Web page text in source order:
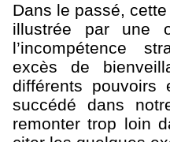
Dans le passé,
illustrée par une
l’incompétence
excès de
différents pouvoirs
succédé dans
remonter trop loin